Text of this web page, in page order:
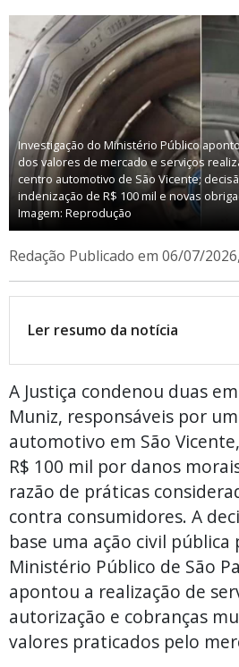
Investigação do Ministério Público
dos valores de mercado e serviços
centro automotivo de São Vicente;
indenização de R$ 100 mil e novas
Imagem: Reprodução
Redação Publicado em 06/07/
Ler resumo da notícia
A Justiça condenou duas
Muniz, responsáveis por
automotivo em São
R$ 100 mil por danos
razão de práticas
contra consumidores. A
base uma ação civil
Ministério Público de São
apontou a realização de
autorização e cobranças
valores praticados pelo